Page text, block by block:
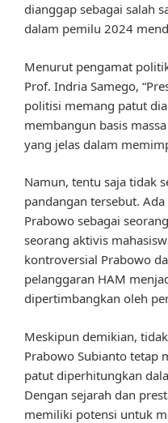
dianggap sebagai salah
dalam pemilu 2024
Menurut pengamat
Prof. Indria Samego,
politisi memang patut
membangun basis
yang jelas dalam
Namun, tentu saja tidak
pandangan tersebut.
Prabowo sebagai
seorang aktivis
kontroversial Prabowo
pelanggaran HAM
dipertimbangkan oleh
Meskipun demikian,
Prabowo Subianto tetap
patut diperhitungkan
Dengan sejarah dan
memiliki potensi untuk